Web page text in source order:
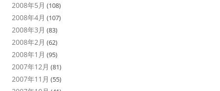
2008年5月 (108)
2008年4月 (107)
2008年3月 (83)
2008年2月 (62)
2008年1月 (95)
2007年12月 (81)
2007年11月 (55)